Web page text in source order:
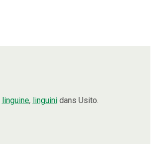
linguine, linguinidans Usito.